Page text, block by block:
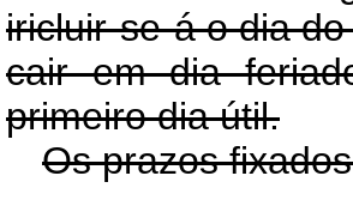
iricluir-se-á o dia
cair em dia
primeiro dia útil.
Os prazos